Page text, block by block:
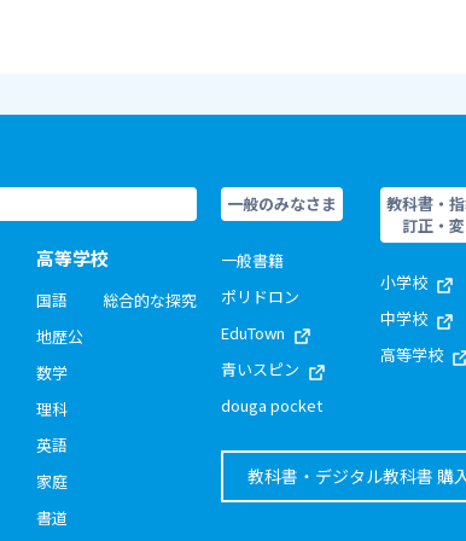
高等学校
国語
地歴公
数学
理科
英語
家庭
書道
総合的な探究
一般のみなさま
一般書籍
ポリドロン
EduTown
青いスピン
douga pocket
教科書・
訂正・
小学校
中学校
高等学校
教科書・デジタル教科書 購